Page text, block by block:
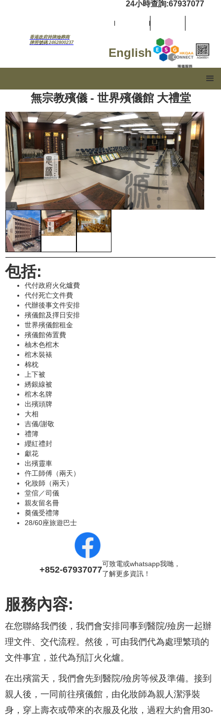
香港政府持牌殮葬商
牌照號碼:2462800237
24小時查詢:67937077
English
無宗教殯儀 - 世界殯儀館 大禮堂
包括:
代付政府火化爐費
代付死亡文件費
代辦後事文件安排
殯儀館及擇日安排
世界殯儀館租金
殯儀館佈置費
柚木色棺木
棺木裝裱
棉枕
上下被
綉銀線被
棺木名牌
出殯頭牌
大相
吉儀/謝敬
禮簿
纓紅禮封
獻花
出殯靈車
仵工師傅（兩天）
化妝師（兩天）
堂倌／司儀
親友留名冊
奠儀受禮簿
28/60座旅遊巴士
+852-67937077
可致電或whatsapp我哋，
了解更多資訊！
服務內容:
在您聯絡我們後，我們會安排同事到醫院/殮房一起辦
理文件、交代流程。然後，可由我們代為處理繁瑣的
文件事宜，並代為預訂火化爐。
在出殯當天，我們會先到醫院/殮房等候及準備。接到
親人後，一同前往殯儀館，由化妝師為親人潔淨裝
身，穿上壽衣或帶來的衣服及化妝，過程大約會用30-